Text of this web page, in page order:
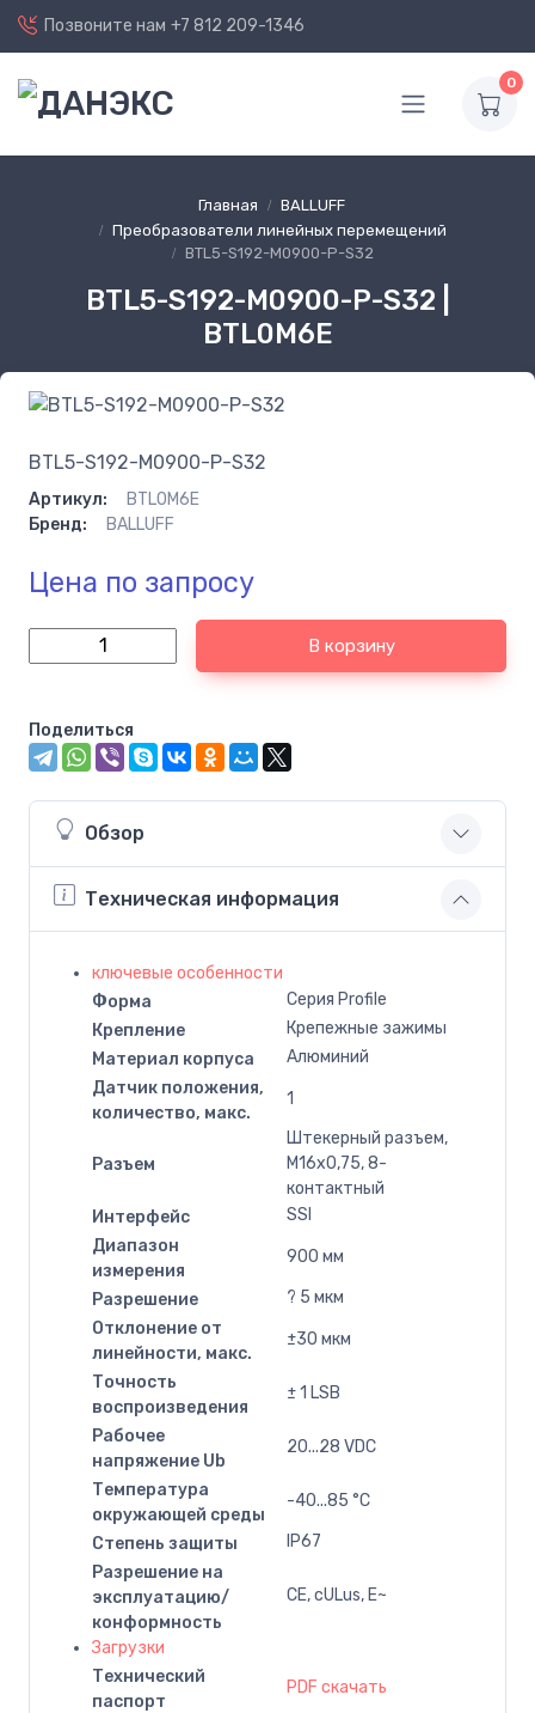
Позвоните нам +7 812 209-1346
0
Главная
BALLUFF
Преобразователи линейных перемещений
BTL5-S192-M0900-P-S32
BTL5-S192-M0900-P-S32 |
BTL0M6E
BTL5-S192-M0900-P-S32
Артикул:
BTL0M6E
Бренд:
BALLUFF
Цена по запросу
В корзину
Поделиться
Обзор
Техническая информация
ключевые особенности
Форма
Серия Profile
Крепление
Крепежные зажимы
Материал корпуса
Алюминий
Датчик положения,
количество, макс.
1
Разъем
Штекерный разъем,
M16x0,75, 8-
контактный
Интерфейс
SSI
Диапазон
измерения
900 мм
Разрешение
? 5 мкм
Отклонение от
линейности, макс.
±30 мкм
Точность
воспроизведения
± 1 LSB
Рабочее
напряжение Ub
20...28 VDC
Температура
окружающей среды
-40...85 °C
Степень защиты
IP67
Разрешение на
эксплуатацию/
конформность
CE, cULus, E~
Загрузки
Технический
паспорт
PDF скачать